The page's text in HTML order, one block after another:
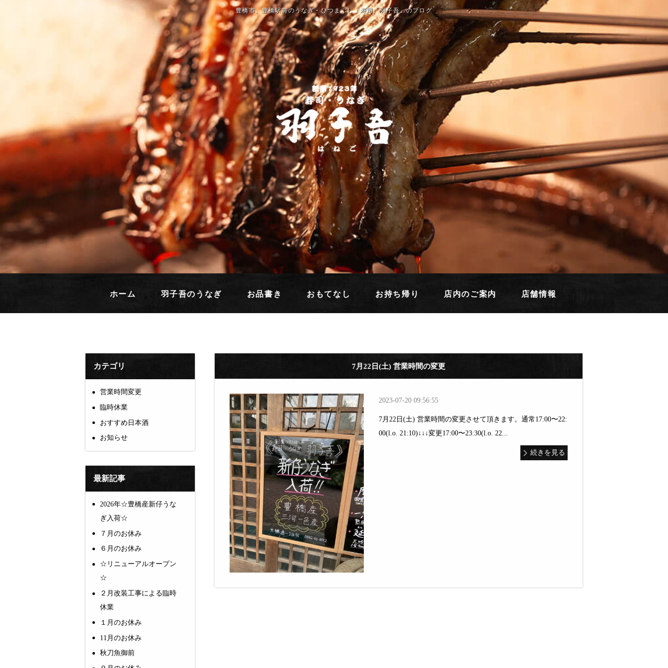
豊橋市、豊橋駅前のうなぎ・ひつまぶし・寿司「羽子吾」のブログ
ホーム 羽子吾のうなぎ お品書き おもてなし お持ち帰り 店内のご案内 店舗情報
カテゴリ
営業時間変更
臨時休業
おすすめ日本酒
お知らせ
最新記事
2026年☆豊橋産新仔うな
ぎ入荷☆
７月のお休み
６月のお休み
☆リニューアルオープン
☆
２月改装工事による臨時
休業
１月のお休み
11月のお休み
秋刀魚御前
7月22日(土) 営業時間の変更
2023-07-20 09:56:55
7月22日(土) 営業時間の変更させて頂きます。通常17:00〜22:
00(l.o. 21:10)↓↓↓変更17:00〜23:30(l.o. 22...
続きを見る